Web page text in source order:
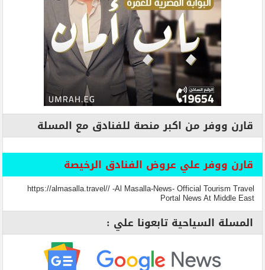
قارن ووفر من اكبر منصة للفنادق مع المسلة
قارن ووفر علي عروض الفنادق الرخيصة
https://almasalla.travel// -Al Masalla-News- Official Tourism Travel
Portal News At Middle East
المسلة السياحية تابعونا علي :